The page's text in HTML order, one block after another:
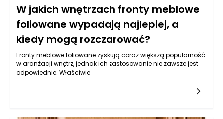
W jakich wnętrzach fronty meblowe
foliowane wypadają najlepiej, a
kiedy mogą rozczarować?
Fronty meblowe foliowane zyskują coraz większą popularność
w aranżacji wnętrz, jednak ich zastosowanie nie zawsze jest
odpowiednie. Właściwie